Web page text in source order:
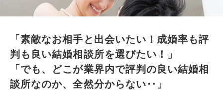
「素敵なお相手と出会いたい！成婚率も評
判も良い結婚相談所を選びたい！」
「でも、どこが業界内で評判の良い結婚相
談所なのか、全然分からない‥」